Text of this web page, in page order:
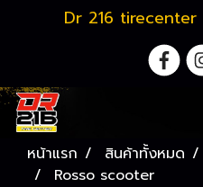
Dr 216 tirecenter
หน้าแรก สินค้าทั้งหมด
Rosso scooter